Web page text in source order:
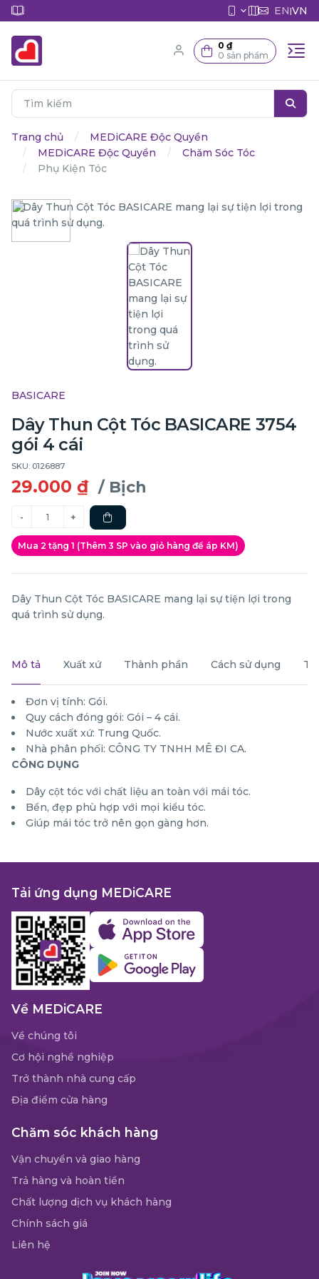
EN|VN
0 ₫
0 sản phẩm
Trang chủ
MEDiCARE Độc Quyền
MEDiCARE Độc Quyền
Chăm Sóc Tóc
Phụ Kiện Tóc
BASICARE
Dây Thun Cột Tóc BASICARE 3754
gói 4 cái
SKU: 0126887
29.000 ₫ / Bịch
Mua 2 tặng 1 (Thêm 3 SP vào giỏ hàng để áp KM)
Dây Thun Cột Tóc BASICARE mang lại sự tiện lợi trong
quá trình sử dụng.
Mô tả Xuất xứ Thành phần Cách sử dụng
Đơn vị tính: Gói.
Quy cách đóng gói: Gói – 4 cái.
Nước xuất xứ: Trung Quốc.
Nhà phân phối: CÔNG TY TNHH MÊ ĐI CA.
CÔNG DỤNG
Dây cột tóc với chất liệu an toàn với mái tóc.
Bền, đẹp phù hợp với mọi kiểu tóc.
Giúp mái tóc trở nên gọn gàng hơn.
Tải ứng dụng MEDiCARE
Về MEDiCARE
Về chúng tôi
Cơ hội nghề nghiệp
Trở thành nhà cung cấp
Địa điểm cửa hàng
Chăm sóc khách hàng
Vận chuyển và giao hàng
Trả hàng và hoàn tiền
Chất lượng dịch vụ khách hàng
Chính sách giá
Liên hệ